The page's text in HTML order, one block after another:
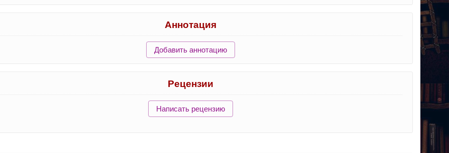
Аннотация
Добавить аннотацию
Рецензии
Написать рецензию